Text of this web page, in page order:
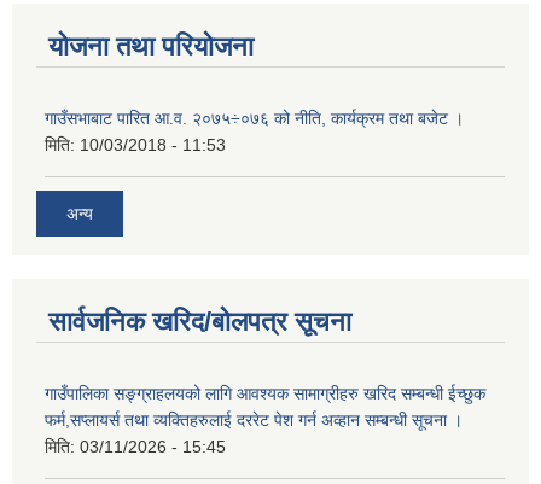
योजना तथा परियोजना
गाउँसभाबाट पारित आ.व. २०७५÷०७६ को नीति, कार्यक्रम तथा बजेट ।
मिति: 10/03/2018 - 11:53
अन्य
सार्वजनिक खरिद/बोलपत्र सूचना
गाउँपालिका सङ्ग्राहलयको लागि आवश्यक सामाग्रीहरु खरिद सम्बन्धी ईच्छुक
फर्म,सप्लायर्स तथा व्यक्तिहरुलाई दररेट पेश गर्न अव्हान सम्बन्धी सूचना ।
मिति: 03/11/2026 - 15:45